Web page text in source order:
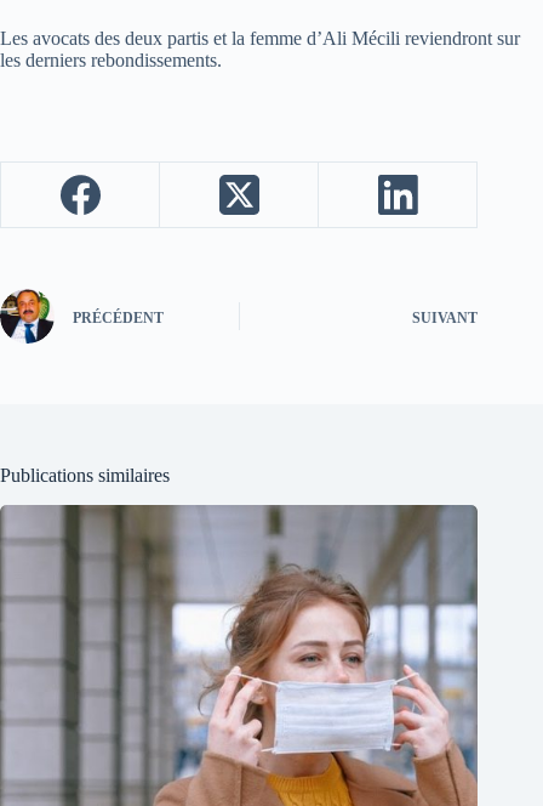
Les avocats des deux partis et la femme d’Ali Mécili reviendront sur
les derniers rebondissements.
PRÉCÉDENT SUIVANT
Publications similaires